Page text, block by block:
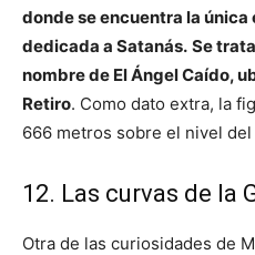
donde se encuentra la
dedicada a Satanás. Se
nombre de El Ángel Caído,
Retiro. Como dato extra, la
666 metros sobre el nivel del
12. Las curvas de la
Otra de las curiosidades de